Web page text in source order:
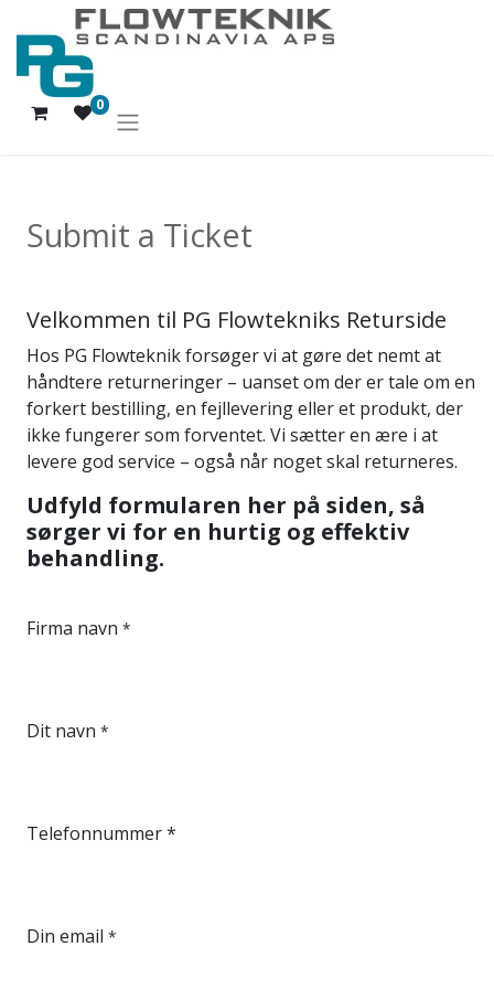
0
Submit a Ticket
Velkommen til PG Flowtekniks Returside
Hos PG Flowteknik forsøger vi at gøre det nemt at
håndtere returneringer – uanset om der er tale om en
forkert bestilling, en fejllevering eller et produkt, der
ikke fungerer som forventet. Vi sætter en ære i at
levere god service – også når noget skal returneres.
Udfyld formularen her på siden, så
sørger vi for en hurtig og effektiv
behandling.
Firma navn *
Dit navn *
Telefonnummer *
Din email *